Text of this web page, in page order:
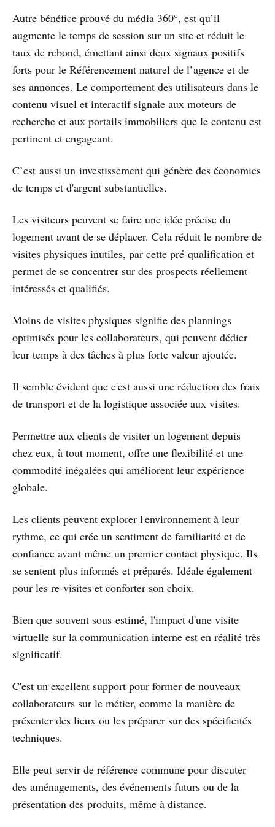
Autre bénéfice prouvé du média 360°, est qu’il
augmente le temps de session sur un site et réduit le
taux de rebond, émettant ainsi deux signaux positifs
forts pour le Référencement naturel de l’agence et de
ses annonces. Le comportement des utilisateurs dans le
contenu visuel et interactif signale aux moteurs de
recherche et aux portails immobiliers que le contenu est
pertinent et engageant.
C’est aussi un investissement qui génère des économies
de temps et d'argent substantielles.
Les visiteurs peuvent se faire une idée précise du
logement avant de se déplacer. Cela réduit le nombre de
visites physiques inutiles, par cette pré-qualification et
permet de se concentrer sur des prospects réellement
intéressés et qualifiés.
Moins de visites physiques signifie des plannings
optimisés pour les collaborateurs, qui peuvent dédier
leur temps à des tâches à plus forte valeur ajoutée.
Il semble évident que c'est aussi une réduction des frais
de transport et de la logistique associée aux visites.
Permettre aux clients de visiter un logement depuis
chez eux, à tout moment, offre une flexibilité et une
commodité inégalées qui améliorent leur expérience
globale.
Les clients peuvent explorer l'environnement à leur
rythme, ce qui crée un sentiment de familiarité et de
confiance avant même un premier contact physique. Ils
se sentent plus informés et préparés. Idéale également
pour les re-visites et conforter son choix.
Bien que souvent sous-estimé, l'impact d'une visite
virtuelle sur la communication interne est en réalité très
significatif.
C'est un excellent support pour former de nouveaux
collaborateurs sur le métier, comme la manière de
présenter des lieux ou les préparer sur des spécificités
techniques.
Elle peut servir de référence commune pour discuter
des aménagements, des événements futurs ou de la
présentation des produits, même à distance.